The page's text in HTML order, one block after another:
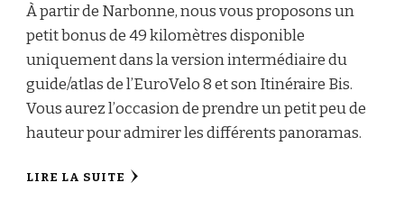
À partir de Narbonne, nous vous proposons un
petit bonus de 49 kilomètres disponible
uniquement dans la version intermédiaire du
guide/atlas de l’EuroVelo 8 et son Itinéraire Bis.
Vous aurez l’occasion de prendre un petit peu de
hauteur pour admirer les différents panoramas.
LIRE LA SUITE